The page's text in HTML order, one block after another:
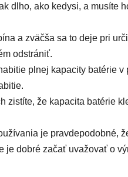
dlho, ako kedysi, a musíte
a zväčša sa to deje pri
odstrániť.
plnej kapacity batérie v
zistíte, že kapacita batérie
je pravdepodobné,
je dobré začať uvažovať o